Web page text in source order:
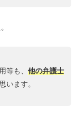
等も、 他の弁護士
います。